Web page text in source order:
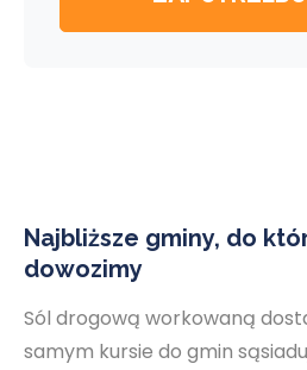
Najbliższe gminy, do
dowozimy
Sól drogową workowaną
samym kursie do gmin